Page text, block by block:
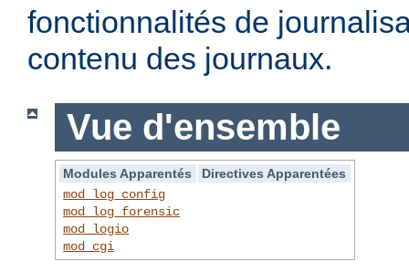
fonctionnalités de
contenu des journaux.
Vue d'ensemble
Modules Apparentés
Directives Apparentées
mod_log_config
mod_log_forensic
mod_logio
mod_cgi